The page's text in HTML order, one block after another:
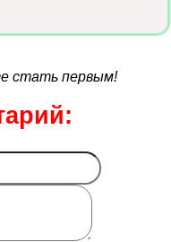
стать первым!